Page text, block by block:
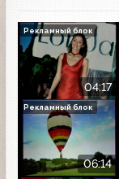
04:17
Рекламный блок
06:14
Рекламный блок